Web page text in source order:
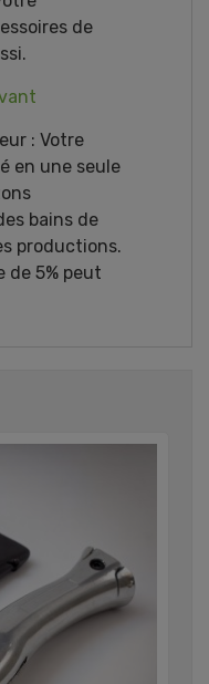
de
: Votre
en une seule
bains de
productions.
de 5% peut